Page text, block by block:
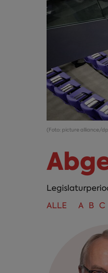
(Foto: picture alliance/
ALLE
A B C